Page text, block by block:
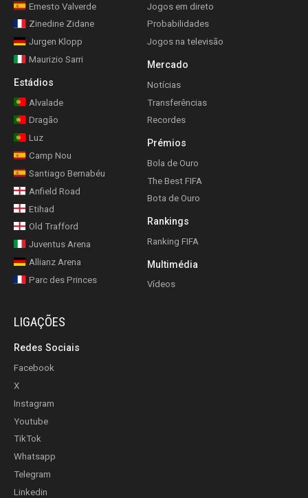
Ernesto Valverde
Zinedine Zidane
Jurgen Klopp
Maurizio Sarri
Estádios
Alvalade
Dragão
Luz
Camp Nou
Santiago Bernabéu
Anfield Road
Etihad
Old Trafford
Juventus Arena
Allianz Arena
Parc des Princes
Jogos em direto
Probabilidades
Jogos na televisão
Mercado
Notícias
Transferências
Recordes
Prémios
Bola de Ouro
The Best FIFA
Bota de Ouro
Rankings
Ranking FIFA
Multimédia
Vídeos
LIGAÇÕES
Redes Sociais
Facebook
X
Instagram
Youtube
TikTok
Whatsapp
Telegram
Linkedin